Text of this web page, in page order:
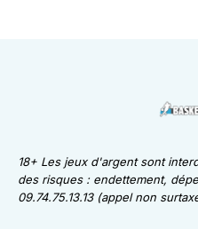
18+ Les jeux d'argent sont
des risques : endettement,
09.74.75.13.13 (appel non